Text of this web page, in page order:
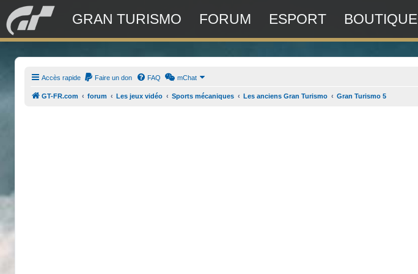
GRAN TURISMO FORUM ESPORT BOUTIQUE
Accès rapide Faire un don FAQ mChat
GT-FR.com forum Les jeux vidéo Sports mécaniques Les anciens Gran Turismo Gran Turismo 5